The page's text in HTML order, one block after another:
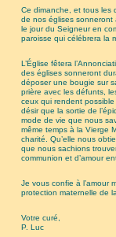
Ce dimanche, et tous les
de nos églises sonneront
le jour du Seigneur en
paroisse qui célébrera la
L’Église fêtera
des églises sonneront
déposer une bougie sur
prière avec les défunts,
ceux qui rendent
désir que la sortie de
mode de vie que nous
même temps à la Vierge
charité. Qu’elle nous
que nous sachions
communion et d’amour
Je vous confie à l’amour
protection maternelle de
Votre curé,
P. Luc